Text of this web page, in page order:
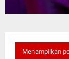
Menampilkan